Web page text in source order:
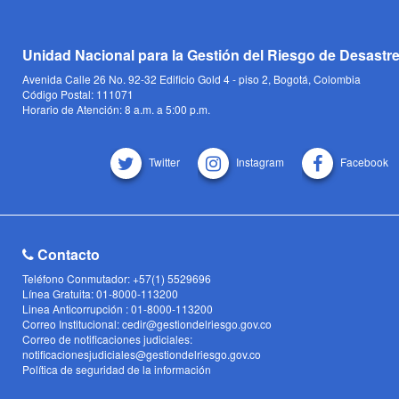
Unidad Nacional para la Gestión del Riesgo de
Avenida Calle 26 No. 92-32 Edificio Gold 4 - piso 2, Bogotá, Colombia
Código Postal: 111071
Horario de Atención: 8 a.m. a 5:00 p.m.
Twitter Instagram Facebook
Contacto
Teléfono Conmutador: +57(1) 5529696
Línea Gratuita: 01-8000-113200
Linea Anticorrupción : 01-8000-113200
Correo Institucional: cedir@gestiondelriesgo.gov.co
Correo de notificaciones judiciales:
notificacionesjudiciales@gestiondelriesgo.gov.co
Política de seguridad de la información